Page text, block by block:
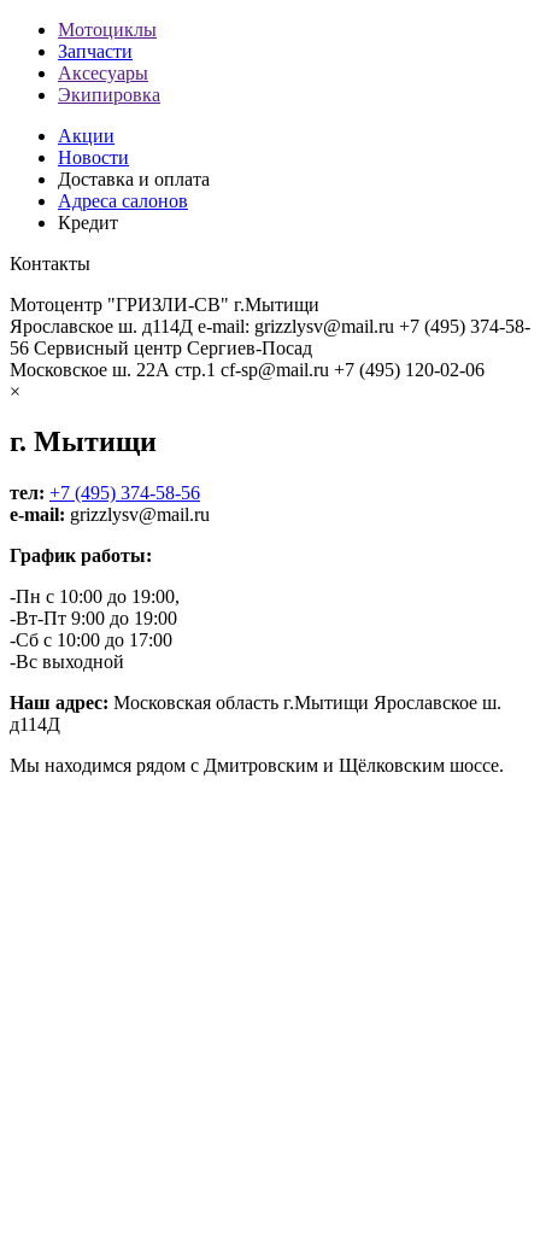
Мотоциклы
Запчасти
Аксесуары
Экипировка
Акции
Новости
Доставка и оплата
Адреса салонов
Кредит
Контакты
Мотоцентр "ГРИЗЛИ-СВ" г.Мытищи
Ярославское ш. д114Д e-mail: grizzlysv@mail.ru +7 (495) 374-58-
56 Сервисный центр Сергиев-Посад
Московское ш. 22А стр.1 cf-sp@mail.ru +7 (495) 120-02-06
×
г. Мытищи
тел: +7 (495) 374-58-56
e-mail: grizzlysv@mail.ru
График работы:
-Пн с 10:00 до 19:00,
-Вт-Пт 9:00 до 19:00
-Сб с 10:00 до 17:00
-Вс выходной
Наш адрес: Московская область г.Мытищи Ярославское ш.
д114Д
Мы находимся рядом с Дмитровским и Щёлковским шоссе.